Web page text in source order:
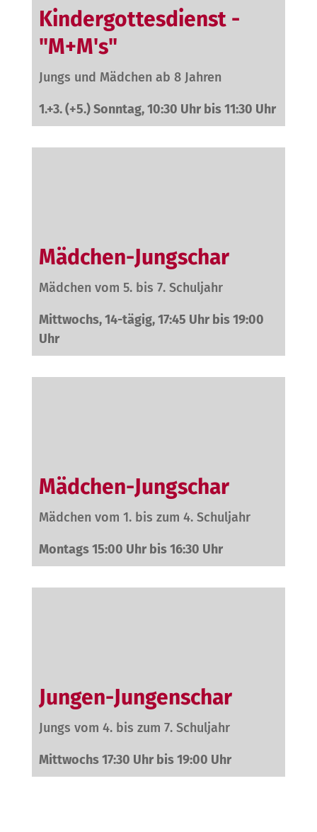
Kindergottesdienst -
"M+M's"
Jungs und Mädchen ab 8 Jahren
1.+3. (+5.) Sonntag, 10:30 Uhr bis 11:30 Uhr
Mädchen-Jungschar
Mädchen vom 5. bis 7. Schuljahr
Mittwochs, 14-tägig, 17:45 Uhr bis 19:00
Uhr
Mädchen-Jungschar
Mädchen vom 1. bis zum 4. Schuljahr
Montags 15:00 Uhr bis 16:30 Uhr
Jungen-Jungenschar
Jungs vom 4. bis zum 7. Schuljahr
Mittwochs 17:30 Uhr bis 19:00 Uhr